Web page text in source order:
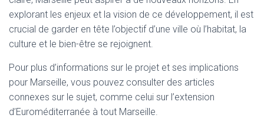
explorant les enjeux et la vision de ce développement, il est
crucial de garder en tête l’objectif d’une ville où l’habitat, la
culture et le bien-être se rejoignent.
Pour plus d’informations sur le projet et ses implications
pour Marseille, vous pouvez consulter des articles
connexes sur le sujet, comme celui sur l’extension
d’Euroméditerranée à tout Marseille.